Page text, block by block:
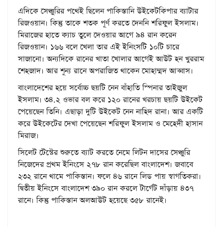
এদিকে সেঞ্চুরির পথেই ছিলেন পাকিস্তানি উইকেটকিপার ব্যাটার
রিজওয়ান। কিন্তু তাকে শতক পূর্ণ করতে দেননি শরিফুল ইসলাম।
মিরাজের হাতে ক্যাচ তুলে দেওয়ার আগে ৯৪ রান করেন
রিজওয়ান। ১৬৬ বলে খেলা তার এই ইনিংসটি ১০টি চারে
সাজানো। অন্যদিকে রানের খাতা খোলার আগেই আউট হন খুররাম
শেহজাদ। আর শূন্য রানে অপরাজিত থাকেন মোহাম্মদ আব্বাস।
বাংলাদেশের হয়ে সর্বোচ্চ ছয়টি নেন বাঁহাতি স্পিনার তাইজুল
ইসলাম। ৩৪.২ ওভার বল করে ১২০ রানের খরচায় ছয়টি উইকেট
পেয়েছেন তিনি। এছাড়া দুটি উইকেট নেন নাহিদ রানা। আর একটি
করে উইকেটের দেখা পেয়েছেন শরিফুল ইসলাম ও মেহেদী হাসান
মিরাজ।
সিলেট টেস্টের শুরুতে ব্যাট করতে নেমে লিটন দাসের সেঞ্চুরি
নিজেদের প্রথম ইনিংসে ২৭৮ রান করেছিল বাংলাদেশ। জবাবে
২৩২ রানে থামে পাকিস্তান। ফলে ৪৬ রানে লিড পায় স্বাগতিকরা।
দ্বিতীয় ইনিংসে বাংলাদেশ ৩৯০ রান করলে টার্গেট দাঁড়ায় ৪৩৭
রানে। কিন্তু পাকিস্তান অলআউট হয়েছে ৩৫৮ রানেই।